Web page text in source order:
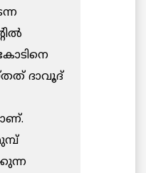
ദാവൂദ്